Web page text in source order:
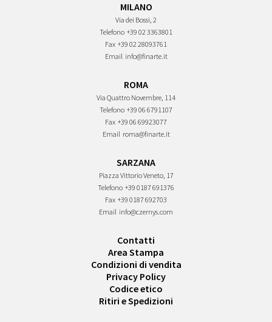
MILANO
Via dei Bossi, 2
Telefono +39 02 3363801
Fax +39 02 28093761
Email info@finarte.it
ROMA
Via Quattro Novembre, 114
Telefono +39 06 6791107
Fax +39 06 69923077
Email roma@finarte.it
SARZANA
Piazza Vittorio Veneto, 17
Telefono +39 0187 691376
Fax +39 0187 692703
Email info@czernys.com
Contatti
Area Stampa
Condizioni di vendita
Privacy Policy
Codice etico
Ritiri e Spedizioni